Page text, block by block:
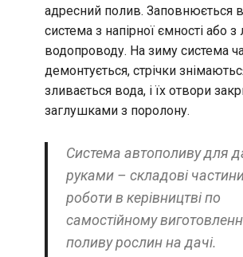
адресний полив. Заповнюється
система з напірної ємності або з
водопроводу. На зиму система
демонтується, стрічки
зливається вода, і їх отвори
заглушками з поролону.
Система автополиву для
руками – складові
роботи в керівництві по
самостійному
поливу рослин на дачі.